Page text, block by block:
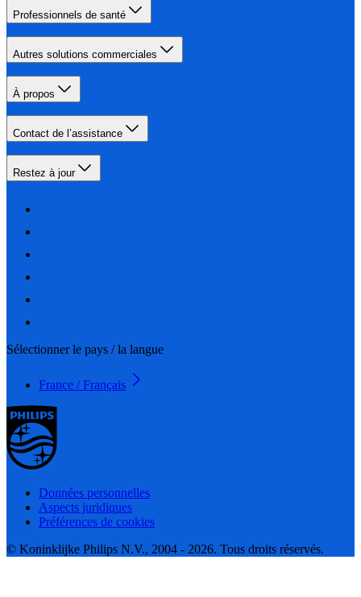
Professionnels de santé
Autres solutions commerciales
À propos
Contact de l’assistance
Restez à jour
Sélectionner le pays / la langue
France / Français
Données personnelles
Aspects juridiques
Préférences de cookies
© Koninklijke Philips N.V., 2004 - 2026. Tous droits réservés.